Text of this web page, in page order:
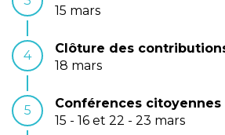
15 mars
4
Clôture des
18 mars
5
Conférences
15 - 16 et 22 - 23 mars